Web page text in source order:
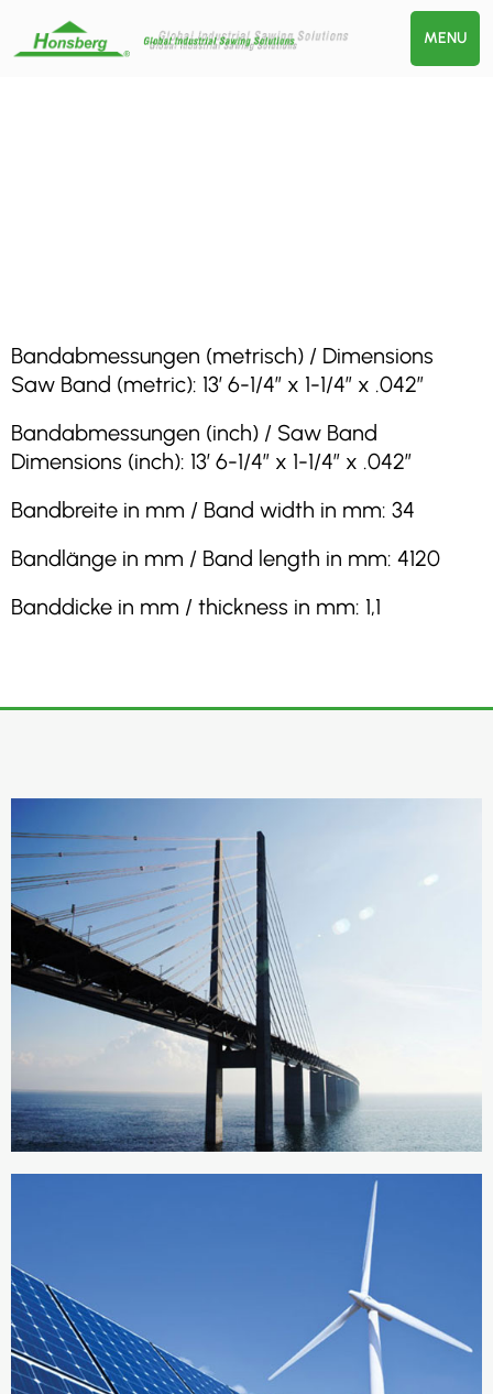
MENU
Bandabmessungen (metrisch) / Dimensions
Saw Band (metric): 13′ 6-1/4″ x 1-1/4″ x .042″
Bandabmessungen (inch) / Saw Band
Dimensions (inch): 13′ 6-1/4″ x 1-1/4″ x .042″
Bandbreite in mm / Band width in mm: 34
Bandlänge in mm / Band length in mm: 4120
Banddicke in mm / thickness in mm: 1,1